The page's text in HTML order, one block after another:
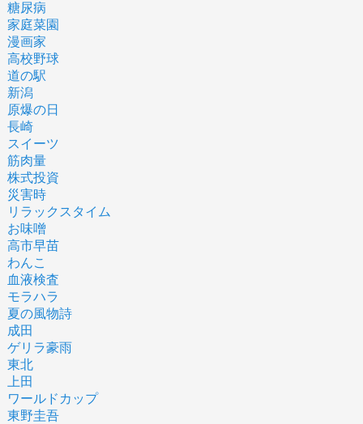
糖尿病
家庭菜園
漫画家
高校野球
道の駅
新潟
原爆の日
長崎
スイーツ
筋肉量
株式投資
災害時
リラックスタイム
お味噌
高市早苗
わんこ
血液検査
モラハラ
夏の風物詩
成田
ゲリラ豪雨
東北
上田
ワールドカップ
東野圭吾